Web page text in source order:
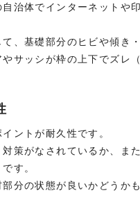
治体でインターネットや
、基礎部分のヒビや傾き
サッシが枠の上下でズレ
ントが耐久性です。
策がなされているか、ま
す。
分の状態が良いかどうか